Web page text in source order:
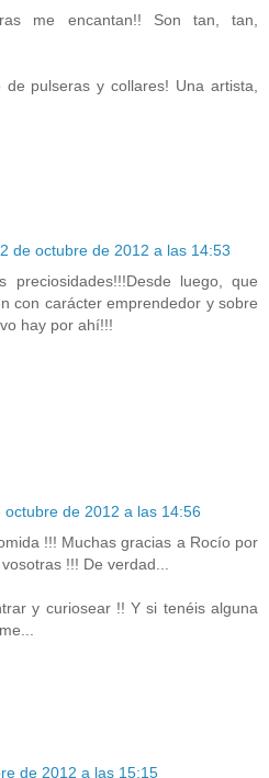
me encantan!! Son tan, tan,
pulseras y collares! Una artista,
de octubre de 2012 a las 14:53
preciosidades!!!Desde luego, que
con carácter emprendedor y sobre
hay por ahí!!!
octubre de 2012 a las 14:56
!!! Muchas gracias a Rocío por
!!! De verdad...
y curiosear !! Y si tenéis alguna
de 2012 a las 15:15